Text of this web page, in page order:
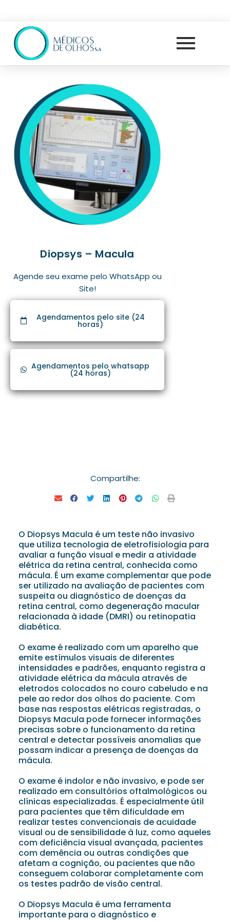
Diopsys – Macula
Agende seu exame pelo WhatsApp ou
Site!
Agendamentos pelo site (24
horas)
Agendamentos pelo whatsapp
(24 horas)
Compartilhe:
O Diopsys Macula é um teste não invasivo
que utiliza tecnologia de eletrofisiologia para
avaliar a função visual e medir a atividade
elétrica da retina central, conhecida como
mácula. É um exame complementar que pode
ser utilizado na avaliação de pacientes com
suspeita ou diagnóstico de doenças da
retina central, como degeneração macular
relacionada à idade (DMRI) ou retinopatia
diabética.
O exame é realizado com um aparelho que
emite estímulos visuais de diferentes
intensidades e padrões, enquanto registra a
atividade elétrica da mácula através de
eletrodos colocados no couro cabeludo e na
pele ao redor dos olhos do paciente. Com
base nas respostas elétricas registradas, o
Diopsys Macula pode fornecer informações
precisas sobre o funcionamento da retina
central e detectar possíveis anomalias que
possam indicar a presença de doenças da
mácula.
O exame é indolor e não invasivo, e pode ser
realizado em consultórios oftalmológicos ou
clínicas especializadas. É especialmente útil
para pacientes que têm dificuldade em
realizar testes convencionais de acuidade
visual ou de sensibilidade à luz, como aqueles
com deficiência visual avançada, pacientes
com demência ou outras condições que
afetam a cognição, ou pacientes que não
conseguem colaborar completamente com
os testes padrão de visão central.
O Diopsys Macula é uma ferramenta
importante para o diagnóstico e